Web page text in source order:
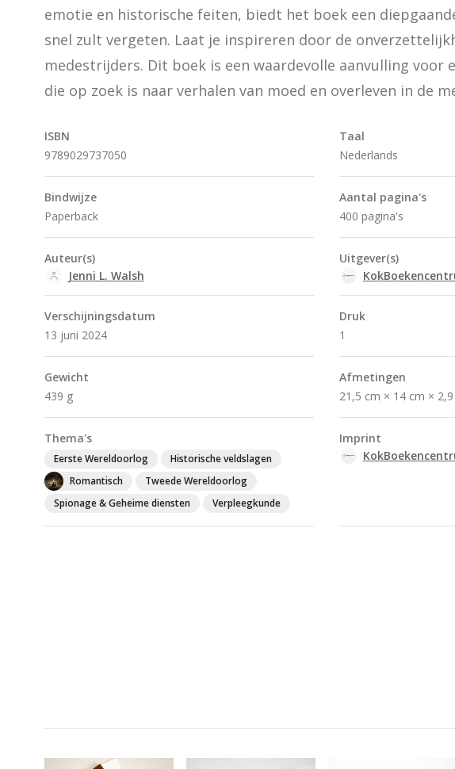
emotie en historische feiten, biedt het boek een
snel zult vergeten. Laat je inspireren door de
medestrijders. Dit boek is een waardevolle aanvulling voor
die op zoek is naar verhalen van moed en overleven in de
ISBN
9789029737050
Taal
Nederlands
Bindwijze
Paperback
Aantal pagina's
400 pagina's
Auteur(s)
Jenni L. Walsh
Uitgever(s)
Verschijningsdatum
13 juni 2024
Druk
1
Gewicht
439 g
Afmetingen
21,5 cm × 14 cm ×
Thema's
Eerste Wereldoorlog
Historische veldslagen
Romantisch
Tweede Wereldoorlog
Spionage & Geheime diensten
Verpleegkunde
Imprint